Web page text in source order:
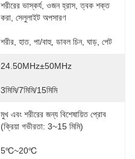
শরীরের ভাস্কর্য, ওজন হ্রাস, ত্বক শক্ত
করা, সেলুলাইট অপসারণ
শরীর, হাত, পা/বাহু, ডাবল চিন, ঘাড়, পেট
24.50MHz±50MHz
3মিমি/7মিমি/15মিমি
মুখ এবং শরীরের জন্য বিশেষায়িত প্রোব
(ক্রিয়া গভীরতা: 3~15 মিমি)
5℃~20℃